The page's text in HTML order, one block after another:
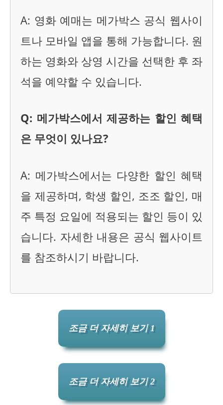
A: 영화 예매는 메가박스 공식 웹사이
트나 모바일 앱을 통해 가능합니다. 원
하는 영화와 상영 시간을 선택한 후 좌
석을 예약할 수 있습니다.
Q: 메가박스에서 제공하는 할인 혜택
은 무엇이 있나요?
A: 메가박스에서는 다양한 할인 혜택
을 제공하며, 학생 할인, 조조 할인, 매
주 특정 요일에 적용되는 할인 등이 있
습니다. 자세한 내용은 공식 웹사이트
를 참조하시기 바랍니다.
조금 더 자세히 보기 1
조금 더 자세히 보기 2